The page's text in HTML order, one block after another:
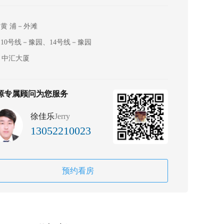
黄 浦－外滩
10号线－豫园、14号线－豫园
中汇大厦
专属顾问为您服务
徐佳乐Jerry
13052210023
预约看房